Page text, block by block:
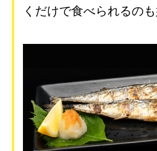
くだけで食べられるの